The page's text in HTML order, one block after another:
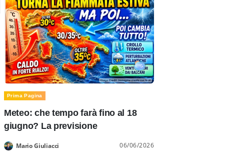
Prima Pagina
Meteo: che tempo farà fino al 18
giugno? La previsione
Mario Giuliacci 06/06/2026